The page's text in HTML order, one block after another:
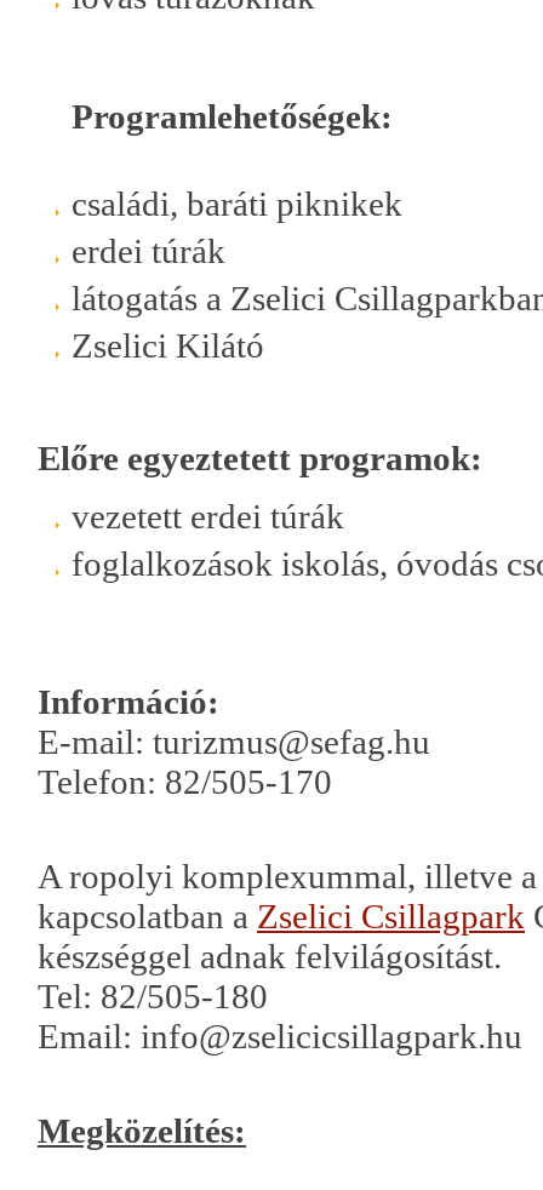
Programlehetőségek:
családi, baráti piknikek
erdei túrák
látogatás a Zselici
Zselici Kilátó
Előre egyeztetett programok:
vezetett erdei túrák
foglalkozások iskolás, óvodás
Információ:
E-mail: turizmus@sefag.hu
Telefon: 82/505-170
A ropolyi komplexummal, illetve
kapcsolatban a Zselici Csillagpark
készséggel adnak felvilágosítást.
Tel: 82/505-180
Email: info@zselicicsillagpark.hu
Megközelítés: